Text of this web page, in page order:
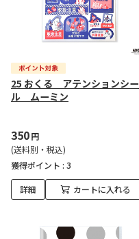
25 おくる アテンションシー
ル ムーミン
350円
(送料別・税込)
獲得ポイント : 3
詳細 カートに入れる